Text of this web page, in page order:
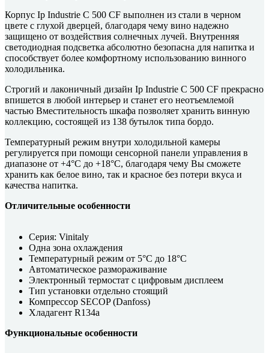
Корпус Ip Industrie C 500 CF выполнен из стали в черном
цвете с глухой дверцей, благодаря чему вино надежно
защищено от воздействия солнечных лучей. Внутренняя
светодиодная подсветка абсолютно безопасна для напитка и
способствует более комфортному использованию винного
холодильника.
Строгий и лаконичный дизайн Ip Industrie C 500 CF прекрасно
впишется в любой интерьер и станет его неотъемлемой
частью Вместительность шкафа позволяет хранить винную
коллекцию, состоящей из 138 бутылок типа бордо.
Температурный режим внутри холодильной камеры
регулируется при помощи сенсорной панели управления в
диапазоне от +4°C до +18°C, благодаря чему Вы сможете
хранить как белое вино, так и красное без потери вкуса и
качества напитка.
Отличительные особенности
Серия: Vinitaly
Одна зона охлаждения
Температурный режим от 5°C до 18°C
Автоматическое размораживание
Электронный термостат с цифровым дисплеем
Тип установки отдельно стоящий
Компрессор SECOP (Danfoss)
Хладагент R134a
Функциональные особенности